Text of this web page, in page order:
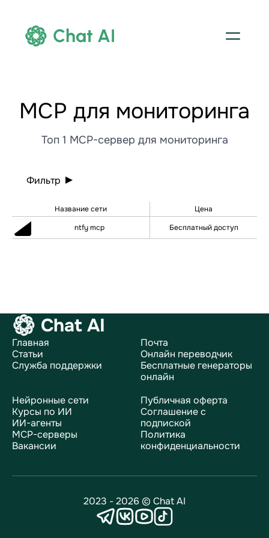
Chat AI
МСР для мониторинга
Топ 1 MCP-сервер для мониторинга
Фильтр
Название сети
Цена
ntfy mcp
Бесплатный доступ
Chat AI
Главная
Статьи
Служба поддержки
Почта
Онлайн переводчик
Бесплатные генераторы
онлайн
Нейронные сети
Курсы по ИИ
ИИ-агенты
MCP-серверы
Вакансии
Публичная оферта
Соглашение с
подпиской
Политика
конфиденциальности
2023 - 2026 © Chat AI